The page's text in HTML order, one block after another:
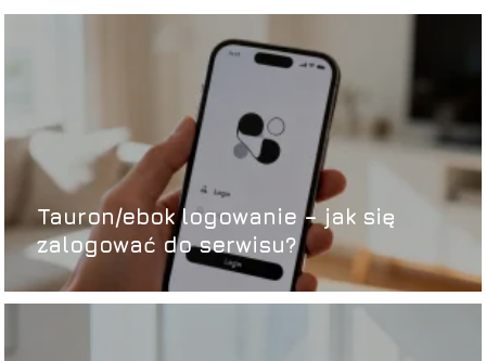
Tauron/ebok logowanie – jak się
zalogować do serwisu?